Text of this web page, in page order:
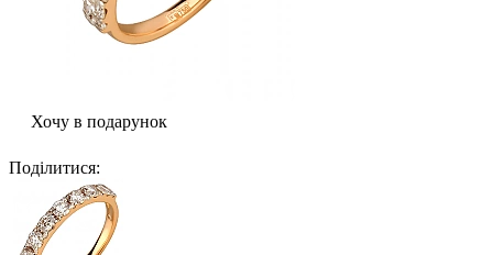
Хочу в подарунок
Поділитися: